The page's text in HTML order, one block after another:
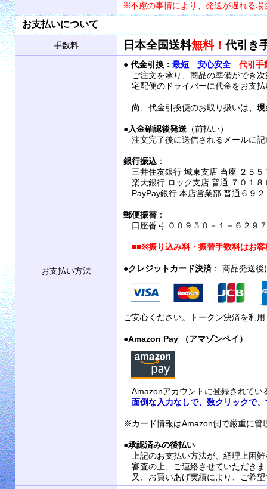
※不慮の事情により、発送が遅れる場
お支払いについて
手数料 日本全国送料無料！代引き
お支払い方法
● 代金引換： 最短 安心安全
代引手
ご注文を承り、商品の準備ができ
宅配便のドライバーに代金をお支
尚、代金引換便のお取り扱いは、 現
●入金確認後発送 （前払い）
注文完了後に送信されるメールに
銀行振込 ：
三井住友銀行 城東支店 当座 ２５５
楽天銀行 ロック支店 普通 ７０１８
PayPay銀行 本店営業部 普通６９
郵便振替 ：
口座番号 ００９５０－１－６２９
■■※振り込み料・振替手数料はお
●クレジットカード決済 ： 商品発送
ご安心ください。トークン決済を利
●Amazon Pay （アマゾンペイ）
Amazonアカウントに登録されてい
面倒な入力なしで、数クリックで
※カード情報はAmazon側で厳重に管
●承認済みの後払い
上記のお支払い方法が、経理上困
審査の上、ご連絡させていただきま
又、お買いあげ実績により、ご希